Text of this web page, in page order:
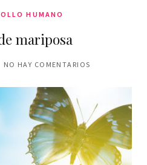
HUMANO
mariposa
NO HAY COMENTARIOS